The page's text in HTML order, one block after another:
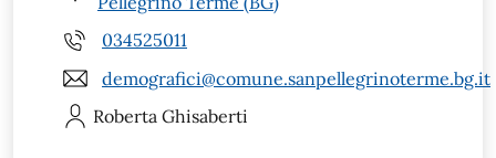
034525011
demografici@comune.sanpellegrinoterme.bg.it
Roberta Ghisaberti